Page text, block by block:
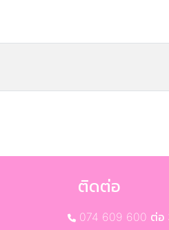
ติดต่อ
074 609 600 ต่อ